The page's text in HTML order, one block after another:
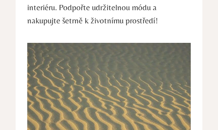
interiéru. Podpořte udržitelnou módu a
nakupujte šetrně k životnímu prostředí!